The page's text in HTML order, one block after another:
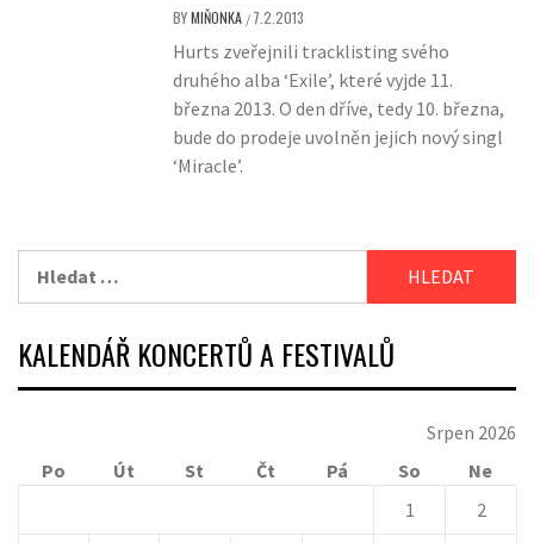
BYMIŇONKA / 7.2.2013
Hurts zveřejnili tracklisting svého
druhého alba ‘Exile’, které vyjde 11.
března 2013. O den dříve, tedy 10. března,
bude do prodeje uvolněn jejich nový singl
‘Miracle’.
KALENDÁŘ KONCERTŮ A FESTIVALŮ
Srpen 2026
Po
Út St Čt Pá So
Ne
1
2